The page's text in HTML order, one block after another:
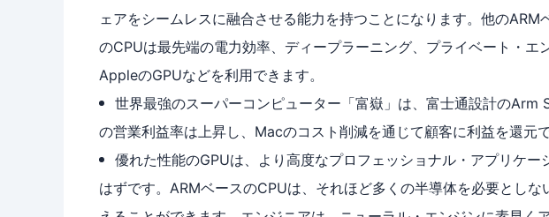
ェアをシームレスに融合させる能力を持つことになります。他の
のCPUは最先端の電力効率、ディープラーニング、プライベート・エ
AppleのGPUなどを利用できます。
世界最強のスーパーコンピューター「富嶽」は、富士通設計の
の営業利益率は上昇し、Macのコスト削減を通じて顧客に利益を還元
優れた性能のGPUは、より高度なプロフェッショナル・アプリケ
はずです。ARMベースのCPUは、それほど多くの半導体を必要とし